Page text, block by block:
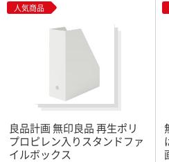
人気商品
良品計画 無印良品 再生ポリ
プロピレン入りスタンドファ
イルボックス